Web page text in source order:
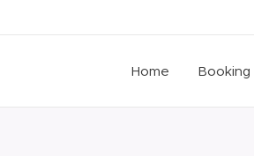
Home Booking